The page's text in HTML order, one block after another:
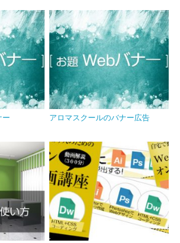
ー アロマスクールのバナー広告